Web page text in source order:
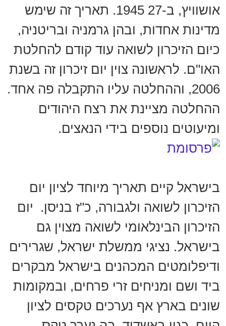
אושוויץ, ב-27 1945. תאריך זה שימש
מדינות אחדות, ובהן גרמניה ובריטניה,
כיום הזיכרון לשואה עוד קודם להחלטת
האו"ם. לראשונה צוין יום זיכרון זה בשנת
2006, וההחלטה עליו התקבלה פה אחד.
ההחלטה מציינת את רצח היהודים
ומיעוטים נוספים בידי הנאצים.
בישראל קיים תאריך מיוחד לציון יום
הזיכרון לשואה ולגבורה, כ"ז בניסן. יום
הזיכרון הבינלאומי לשואה מצוין גם
בישראל. נציגי ממשלת ישראל, שגרירים
ודיפלומטים המכהנים בישראל מבקרים
ביד ושם ומניחים זרי פרחים, ובמקומות
שונים בארץ אף נערכים טקסים לציון